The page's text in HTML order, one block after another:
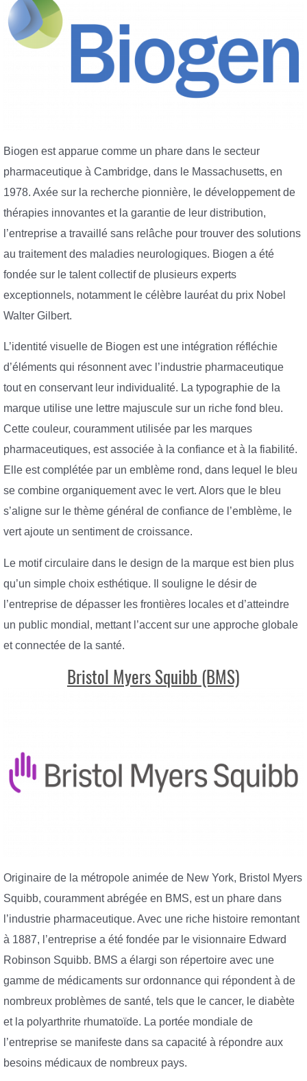
Biogen est apparue comme un phare dans le secteur
pharmaceutique à Cambridge, dans le Massachusetts, en
1978. Axée sur la recherche pionnière, le développement de
thérapies innovantes et la garantie de leur distribution,
l’entreprise a travaillé sans relâche pour trouver des solutions
au traitement des maladies neurologiques. Biogen a été
fondée sur le talent collectif de plusieurs experts
exceptionnels, notamment le célèbre lauréat du prix Nobel
Walter Gilbert.
L’identité visuelle de Biogen est une intégration réfléchie
d’éléments qui résonnent avec l’industrie pharmaceutique
tout en conservant leur individualité. La typographie de la
marque utilise une lettre majuscule sur un riche fond bleu.
Cette couleur, couramment utilisée par les marques
pharmaceutiques, est associée à la confiance et à la fiabilité.
Elle est complétée par un emblème rond, dans lequel le bleu
se combine organiquement avec le vert. Alors que le bleu
s’aligne sur le thème général de confiance de l’emblème, le
vert ajoute un sentiment de croissance.
Le motif circulaire dans le design de la marque est bien plus
qu’un simple choix esthétique. Il souligne le désir de
l’entreprise de dépasser les frontières locales et d’atteindre
un public mondial, mettant l’accent sur une approche globale
et connectée de la santé.
Bristol Myers Squibb (BMS)
Originaire de la métropole animée de New York, Bristol Myers
Squibb, couramment abrégée en BMS, est un phare dans
l’industrie pharmaceutique. Avec une riche histoire remontant
à 1887, l’entreprise a été fondée par le visionnaire Edward
Robinson Squibb. BMS a élargi son répertoire avec une
gamme de médicaments sur ordonnance qui répondent à de
nombreux problèmes de santé, tels que le cancer, le diabète
et la polyarthrite rhumatoïde. La portée mondiale de
l’entreprise se manifeste dans sa capacité à répondre aux
besoins médicaux de nombreux pays.